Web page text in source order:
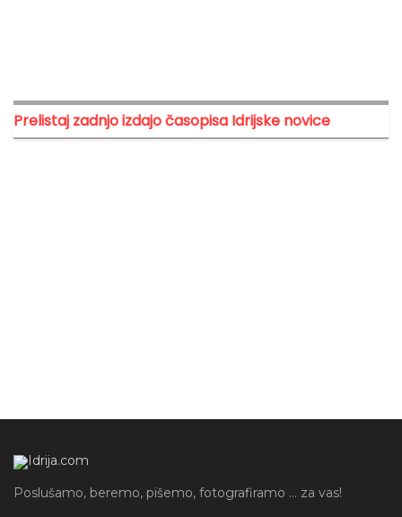
Prelistaj zadnjo izdajo časopisa Idrijske novice
Poslušamo, beremo, pišemo, fotografiramo ... za vas!